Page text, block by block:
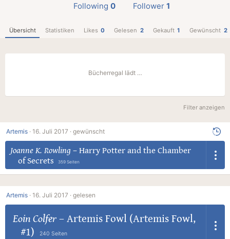
Following 0 Follower 1
Übersicht Statistiken Likes 0 Gelesen 2 Gekauft 1 Gewünscht 2
Bücherregal lädt …
Filter anzeigen
Artemis · 16. Juli 2017 · gewünscht
Joanne K. Rowling – Harry Potter and the Chamber
of Secrets
359 Seiten
Artemis · 16. Juli 2017 · gelesen
Eoin Colfer– Artemis Fowl (Artemis Fowl,
#1)
240 Seiten